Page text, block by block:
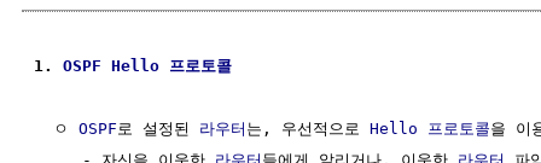
1. OSPF Hello 프로토콜
  ㅇ
OSPF 로 설정된 라우터 는, 우선적으로 Hello 프로토콜을 이
     - 자신을 이웃한
라우터 들에게 알리거나, 이웃한 라우터
파